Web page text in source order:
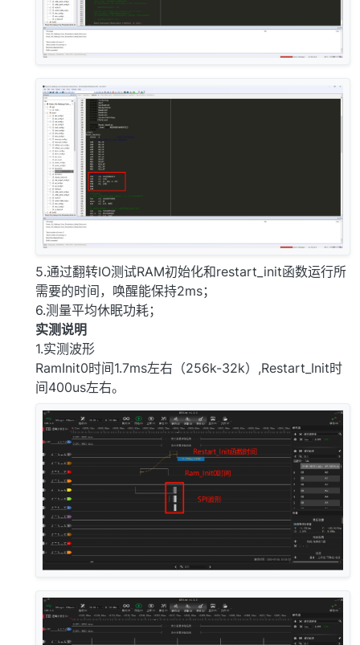
5.通过翻转IO测试RAM初始化和restart_init函数运行所
需要的时间，唤醒能保持2ms；
6.测量平均休眠功耗；
实测说明
1.实测波形
RamInit0时间1.7ms左右（256k-32k）,Restart_Init时
间400us左右。